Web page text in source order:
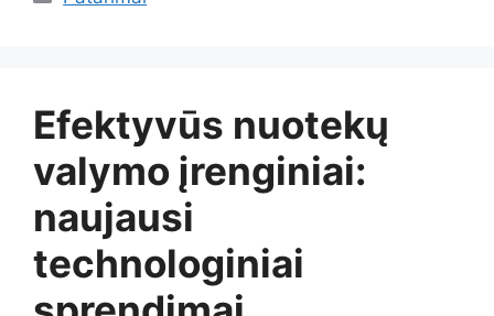
Efektyvūs nuotekų
valymo įrenginiai:
naujausi
technologiniai